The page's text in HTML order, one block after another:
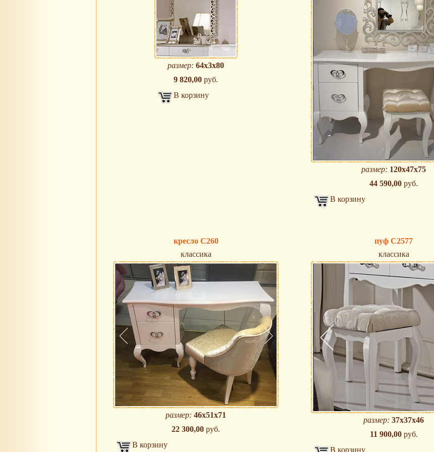
размер: 64х3х80
9 820,00 руб.
В корзину
размер: 120х47х75
44 590,00 руб.
В корзину
кресло C260
классика
размер: 46х51х71
22 300,00 руб.
В корзину
пуф C2577
классика
размер: 37х37х46
11 900,00руб.
В корзину